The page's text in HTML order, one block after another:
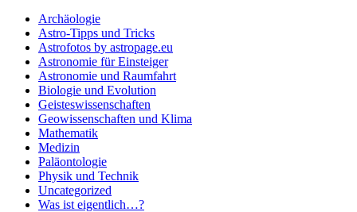
Archäologie
Astro-Tipps und Tricks
Astrofotos by astropage.eu
Astronomie für Einsteiger
Astronomie und Raumfahrt
Biologie und Evolution
Geisteswissenschaften
Geowissenschaften und Klima
Mathematik
Medizin
Paläontologie
Physik und Technik
Uncategorized
Was ist eigentlich…?